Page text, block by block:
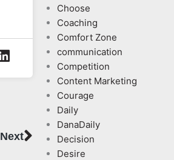
NextNext
Choose
Coaching
Comfort Zone
communication
Competition
Content Marketing
Courage
Daily
DanaDaily
Decision
Desire